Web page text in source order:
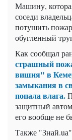
Машину,
соседи
потушить
обугленный
Как сообщал
страшный
вишня" в
замыкания в
попала влага.
защитный
его вообще не
Также